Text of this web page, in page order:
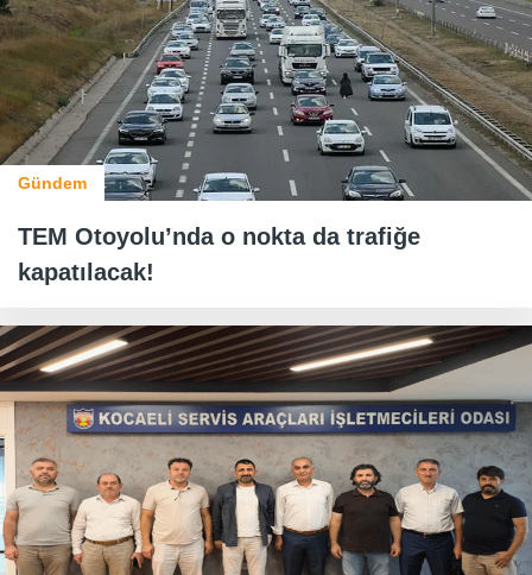
Gündem
TEM Otoyolu’nda o nokta da trafiğe
kapatılacak!